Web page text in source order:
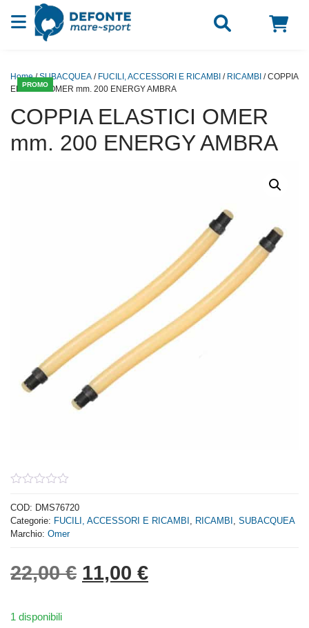
Vai al contenuto
PROMO
Home/SUBACQUEA / FUCILI, ACCESSORI E RICAMBI / RICAMBI / COPPIA
ELASTICI OMER mm. 200 ENERGY AMBRA
COPPIA ELASTICI OMER
mm. 200 ENERGY AMBRA
out
of
5
COD: DMS76720
Categorie: FUCILI, ACCESSORI E RICAMBI , RICAMBI , SUBACQUEA
Marchio: Omer
22,00€ Il prezzo originale era:
11,00 €Il prezzo attuale
1 disponibili